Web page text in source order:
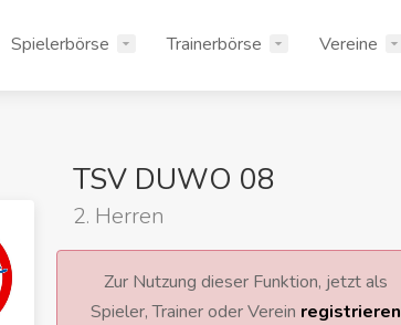
Spielerbörse Trainerbörse Vereine
TSV DUWO 08
2. Herren
Zur Nutzung dieser Funktion, jetzt als
Spieler, Trainer oder Verein registrieren